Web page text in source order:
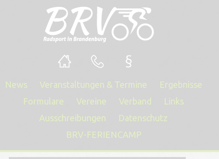
News Veranstaltungen & Termine
Ergebnisse
Formulare
Vereine Verband
Links
Ausschreibungen
Datenschutz
BRV-FERIENCAMP